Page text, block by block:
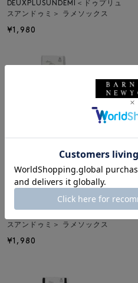
DEUXPLUSUNDEMI＜ドゥプリュ
スアンドゥミ＞ ラメソックス
¥1,980
SOLDOUT 返品不可
DEUX PLUS UNDEMI
スアンドゥミ＞ ラメソックス
¥1,980